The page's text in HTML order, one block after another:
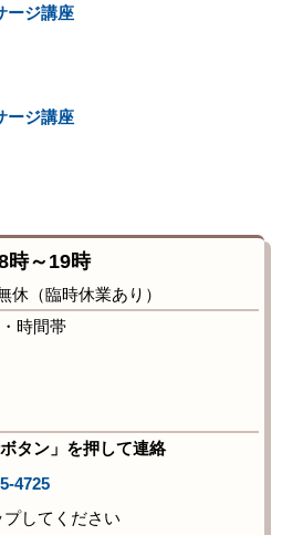
ージ講座
ージ講座
時～19時
休（臨時休業あり）
時間帯
タン」を押して連絡
4725
してください